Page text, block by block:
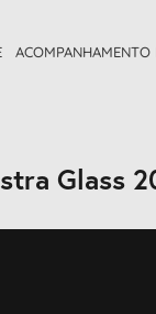
ACOMPANHAMENTO
Glass